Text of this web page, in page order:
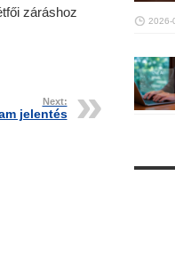
záráshoz
Next:
jelentés
2026-